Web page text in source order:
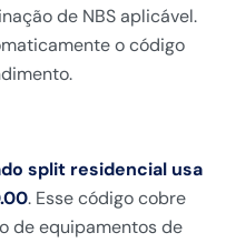
de NBS aplicável.
o código
split residencial usa
. Esse código cobre
de equipamentos de